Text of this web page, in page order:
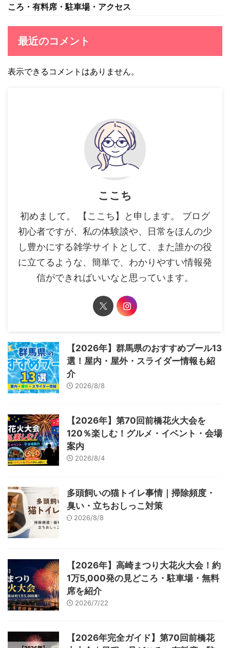
ころ・有料席・駐車場・アクセス
最近のコメント
表示できるコメントはありません。
ここち
初めまして。 【ここち】と申します。 ブログ
初心者ですが、私の体験談や、日常をほんの少
し豊かにする雑学サイトとして、また誰かの役
に立てるような、簡単で、わかりやすい情報発
信ができればいいなと思っています。
【2026年】群馬県のおすすめプール13
選！屋内・屋外・スライダー情報も紹
介
2026/8/8
【2026年】第70回前橋花火大会を
120％楽しむ！グルメ・イベント・会場
案内
2026/8/4
多頭飼いの猫トイレ事情｜掃除頻度・
臭い・立ちおしっこ対策
2026/8/8
【2026年】高崎まつり大花火大会！約
1万5,000発の見どころ・駐車場・無料
席を紹介
2026/7/22
【2026年完全ガイド】第70回前橋花